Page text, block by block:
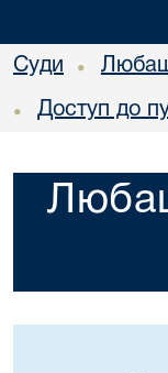
Суди •
• Доступ до